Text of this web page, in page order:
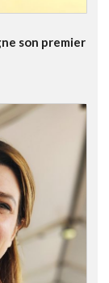
son premier